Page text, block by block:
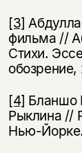
[3]
фильма //
Стихи.
обозрение,
[4] Бланшо
Рыклина //
Нью-